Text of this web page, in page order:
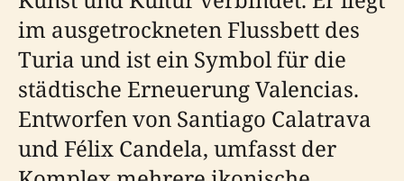
im ausgetrockneten Flussbett des
Turia und ist ein Symbol für die
städtische Erneuerung Valencias.
Entworfen von Santiago Calatrava
und Félix Candela, umfasst der